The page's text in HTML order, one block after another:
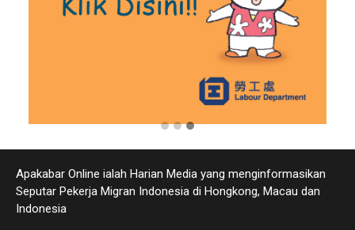
Apakabar Online ialah Harian Media yang menginformasikan
Seputar Pekerja Migran Indonesia di Hongkong, Macau dan
Indonesia